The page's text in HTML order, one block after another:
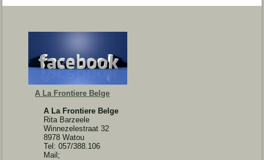
A La Frontiere Belge
A La Frontiere Belge
Rita Barzeele
Winnezelestraat 32
8978 Watou
Tel: 057/388.106
Mail;